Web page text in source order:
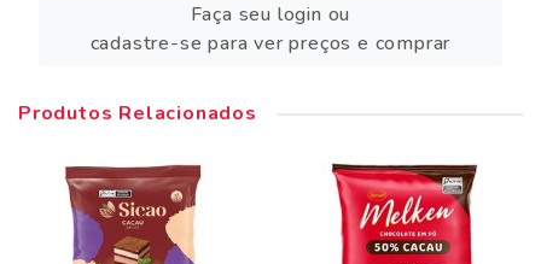
Faça seu login ou
cadastre-se para ver preços e comprar
Produtos Relacionados